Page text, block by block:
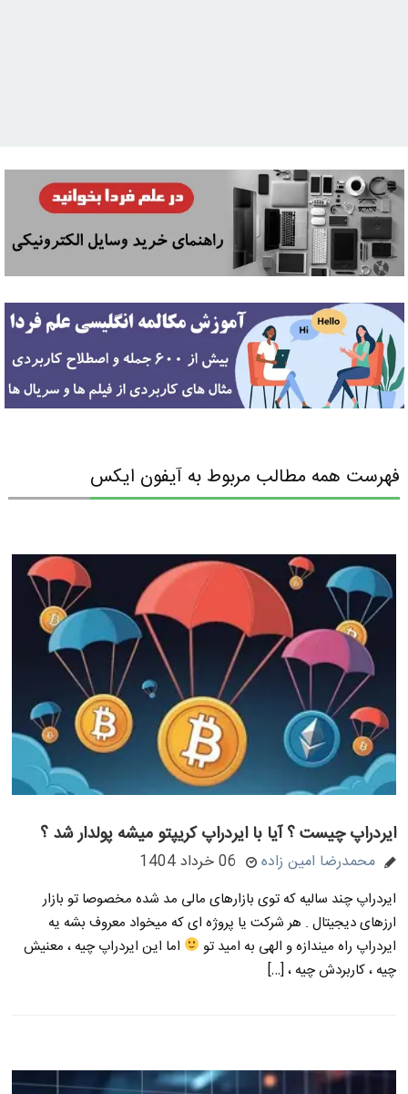
فهرست همه مطالب مربوط به آیفون ایکس
ایردراپ چیست ؟ آیا با ایردراپ کریپتو میشه پولدار شد ؟
محمدرضا امین زاده 06 خرداد 1404
ایردراپ چند سالیه که توی بازارهای مالی مد شده مخصوصا تو بازار
ارزهای دیجیتال . هر شرکت یا پروژه ای که میخواد معروف بشه یه
ایردراپ راه میندازه و الهی به امید تو
اما این ایردراپ چیه ، معنیش
چیه ، کاربردش چیه ، […]